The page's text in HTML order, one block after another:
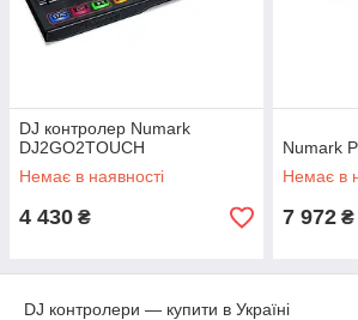
DJ контролер Numark
DJ2GO2TOUCH
Немає в наявності
4 430 ₴
Numark
Немає в
7 972 ₴
DJ контролери — купити в Україні